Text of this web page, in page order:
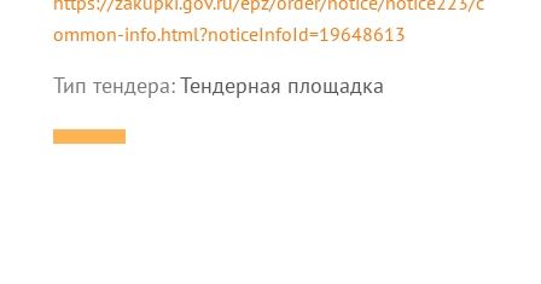
ommon-info.html?noticeInfoId=19648613
Тип тендера:Тендерная площадка